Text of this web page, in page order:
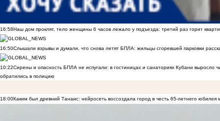
16:58Наш дом проклят, тело женщины 6 часов лежало у подъезда: третий раз горит
16:50Слышали взрывы и думали, что снова летят БПЛА: жильцы сгоревшей парковки
10:22Сирены и опасность БПЛА не испугали: в гостиницах и санаториях Кубани выросло
обратились в полицию
18:00Каким был древний Танаис: нейросеть воссоздала город в честь 65-летнего юбилея